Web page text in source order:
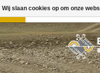
Toggle
navigation
Wij slaan cookies op om onze